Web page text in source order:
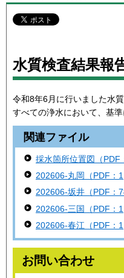
水質検査結果報
令和8年6月に行いました水
すべての浄水において、基
関連ファイル
採水箇所位置図（PDF
202606-丸岡（PDF：
202606-坂井（PDF：
202606-三国（PDF：
202606-春江（PDF：
お問い合わせ